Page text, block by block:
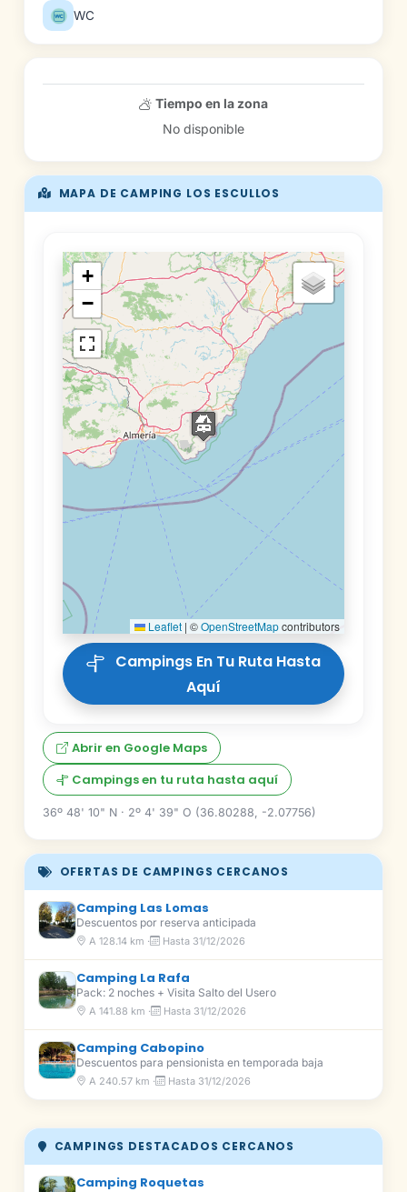
WC
MAPA DE CAMPING LOS ESCULLOS
+
−
Leaflet | ©OpenStreetMapcontributors
Aquí
Abrir en Google Maps
Campings en tu ruta hasta aquí
36º 48' 10" N · 2º 4' 39" O (36.80288, -2.07756)
OFERTAS DE CAMPINGS CERCANOS
Camping Las Lomas
Descuentos por reserva anticipada
A 128.14 km · Hasta 31/12/2026
Camping La Rafa
Pack: 2 noches + Visita Salto del Usero
A 141.88 km · Hasta 31/12/2026
Camping Cabopino
Descuentos para pensionista en temporada baja
A 240.57 km · Hasta 31/12/2026
Tiempo en la zona
No disponible
CAMPINGS DESTACADOS CERCANOS
Camping Roquetas